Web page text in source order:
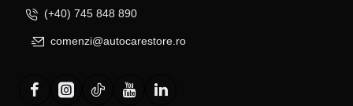
(+40) 745 848 890
comenzi@autocarestore.ro